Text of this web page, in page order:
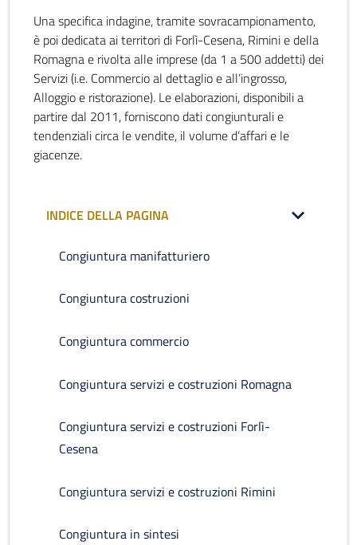
Una specifica indagine, tramite sovracampionamento,
è poi dedicata ai territori di Forlì-Cesena, Rimini e della
Romagna e rivolta alle imprese (da 1 a 500 addetti) dei
Servizi (i.e. Commercio al dettaglio e all’ingrosso,
Alloggio e ristorazione). Le elaborazioni, disponibili a
partire dal 2011, forniscono dati congiunturali e
tendenziali circa le vendite, il volume d’affari e le
giacenze.
INDICE DELLA PAGINA
Congiuntura manifatturiero
Congiuntura costruzioni
Congiuntura commercio
Congiuntura servizi e costruzioni Romagna
Congiuntura servizi e costruzioni Forlì-
Cesena
Congiuntura servizi e costruzioni Rimini
Congiuntura in sintesi